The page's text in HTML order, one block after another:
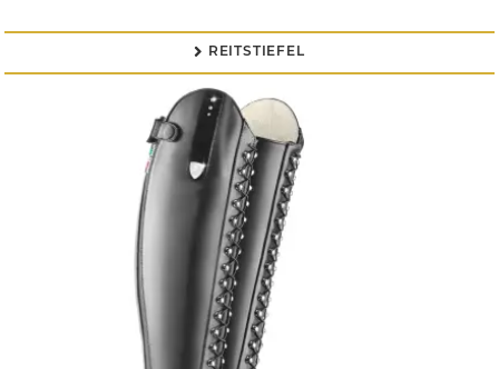
 REITSTIEFEL